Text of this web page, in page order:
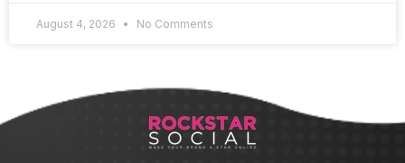
August 4, 2026 No Comments